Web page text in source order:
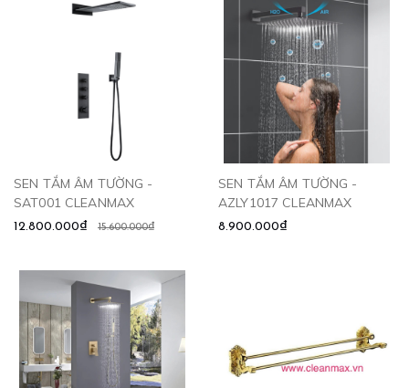
SEN TẮM ÂM TƯỜNG -
SAT001 CLEANMAX
12.800.000₫ 15.600.000₫
SEN TẮM ÂM TƯỜNG -
AZLY1017 CLEANMAX
8.900.000₫